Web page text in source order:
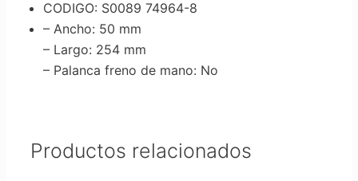
CODIGO: S0089 74964-8
– Ancho: 50 mm
– Largo: 254 mm
– Palanca freno de mano: No
Productos relacionados